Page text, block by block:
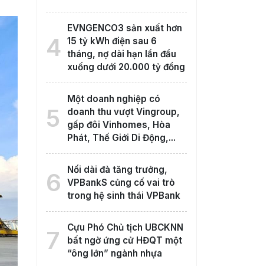
4
EVNGENCO3 sản xuất hơn
15 tỷ kWh điện sau 6
tháng, nợ dài hạn lần đầu
xuống dưới 20.000 tỷ đồng
5
Một doanh nghiệp có
doanh thu vượt Vingroup,
gấp đôi Vinhomes, Hòa
Phát, Thế Giới Di Động,...
6
Nối dài đà tăng trưởng,
VPBankS củng cố vai trò
trong hệ sinh thái VPBank
7
Cựu Phó Chủ tịch UBCKNN
bất ngờ ứng cử HĐQT một
“ông lớn” ngành nhựa